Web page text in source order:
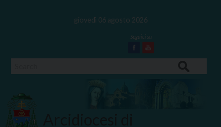
giovedì 06 agosto 2026
Facebook
Youtube